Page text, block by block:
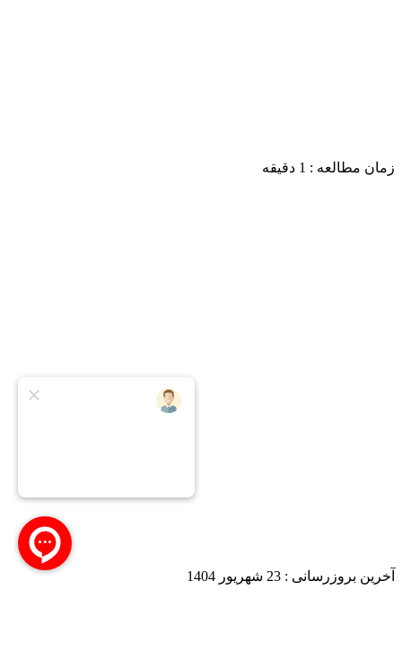
زمان مطالعه : 1 دقیقه
آخرین بروزرسانی : 23 شهریور 1404